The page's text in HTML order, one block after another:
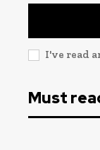
I've read
Must